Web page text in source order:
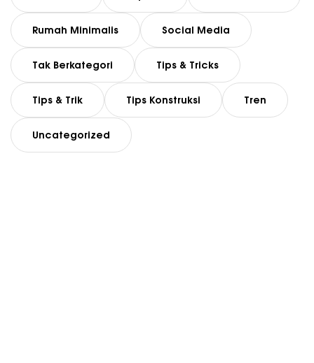
Rumah Minimalis Social Media
Tak Berkategori Tips & Tricks
Tips & Trik Tips Konstruksi Tren
Uncategorized